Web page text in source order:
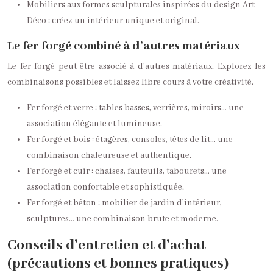
Mobiliers aux formes sculpturales inspirées du design Art
Déco : créez un intérieur unique et original.
Le fer forgé combiné à d’autres matériaux
Le fer forgé peut être associé à d’autres matériaux. Explorez les
combinaisons possibles et laissez libre cours à votre créativité.
Fer forgé et verre : tables basses, verrières, miroirs… une
association élégante et lumineuse.
Fer forgé et bois : étagères, consoles, têtes de lit… une
combinaison chaleureuse et authentique.
Fer forgé et cuir : chaises, fauteuils, tabourets… une
association confortable et sophistiquée.
Fer forgé et béton : mobilier de jardin d’intérieur,
sculptures… une combinaison brute et moderne.
Conseils d’entretien et d’achat
(précautions et bonnes pratiques)